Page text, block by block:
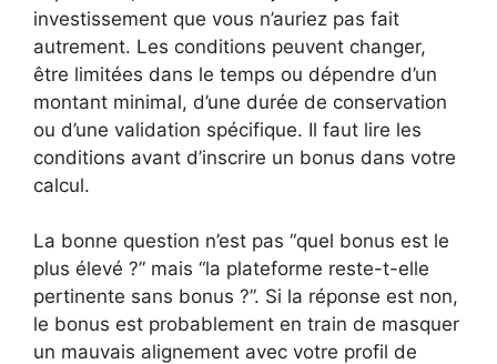
investissement que vous n’auriez pas fait
autrement. Les conditions peuvent changer,
être limitées dans le temps ou dépendre d’un
montant minimal, d’une durée de conservation
ou d’une validation spécifique. Il faut lire les
conditions avant d’inscrire un bonus dans votre
calcul.
La bonne question n’est pas “quel bonus est le
plus élevé ?” mais “la plateforme reste-t-elle
pertinente sans bonus ?”. Si la réponse est non,
le bonus est probablement en train de masquer
un mauvais alignement avec votre profil de